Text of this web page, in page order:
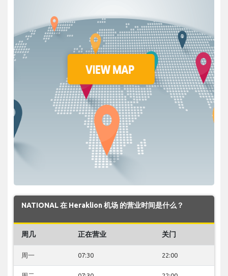
NATIONAL 在 Heraklion 机场 的营业时间是什么？
周几 正在营业 关门
周一 07:30 22:00